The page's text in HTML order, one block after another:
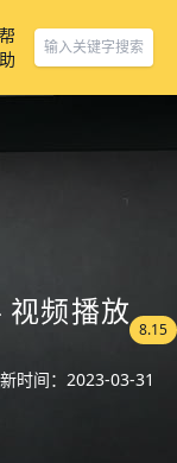
帮
助
视频播放 8.15
时间：2023-03-31